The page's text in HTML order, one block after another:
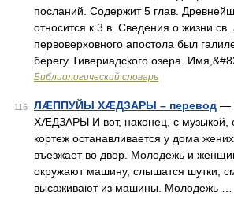
посланий. Содержит 5 глав.
относится к 3 в. Сведения о жизни
первоверховного апостола был
берегу Тивериадского озера.
Библиологический словарь
116 ЛÆППУЙЫ ХÆДЗАРЫ – перевод —
ХÆДЗАРЫ И вот, наконец, с музыкой,
кортеж останавливается у дома
въезжает во двор. Молодежь и
окружают машину, слышатся шутки,
высаживают из машины. Молодежь …